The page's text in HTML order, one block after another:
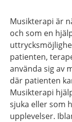
Musikterapi är
och som en
patienten,
använda sig av
där patienten
Musikterapi
sjuka eller som
upplevelser.